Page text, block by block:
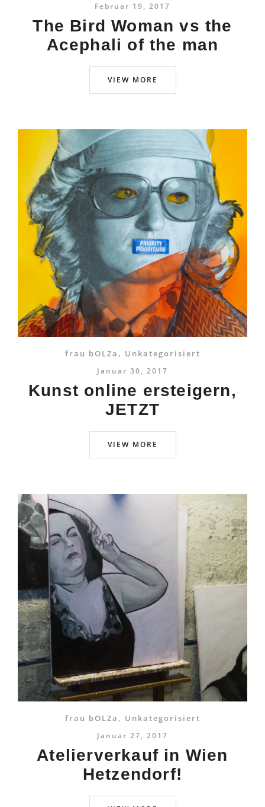
Februar 19, 2017
The Bird Woman vs the
Acephali of the man
VIEW MORE
frau bOLZa , Unkategorisiert
Januar 30, 2017
Kunst online ersteigern,
JETZT
VIEW MORE
frau bOLZa , Unkategorisiert
Januar 27, 2017
Atelierverkauf in Wien
Hetzendorf!